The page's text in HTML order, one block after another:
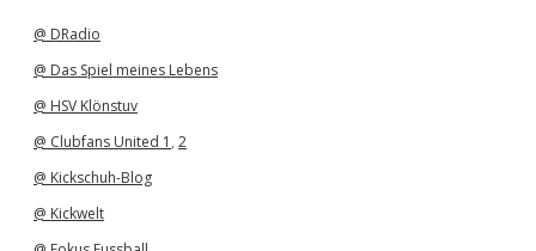
@ DRadio
@ Das Spiel meines Lebens
@ HSV Klönstuv
@ Clubfans United 1 , 2
@ Kickschuh-Blog
@ Kickwelt